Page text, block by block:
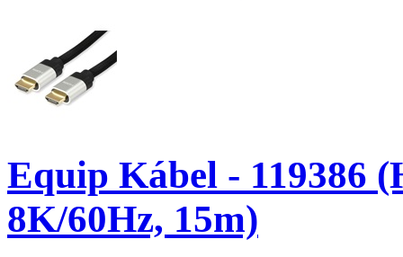
Equip Kábel - 119386
8K/60Hz, 15m)